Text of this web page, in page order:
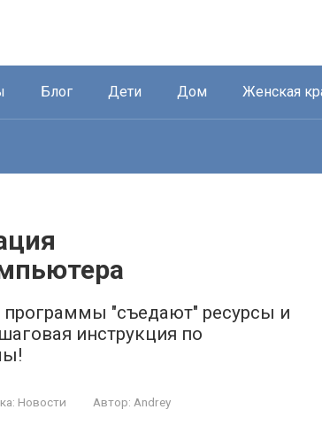
Блог Дети Дом Женская
"съедают" ресурсы и
инструкция по
Новости Автор: Andrey